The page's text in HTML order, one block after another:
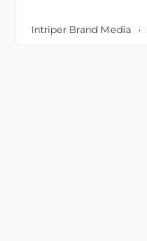
Intriper Brand Media